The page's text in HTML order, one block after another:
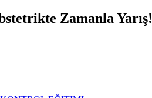
Zamanla Yarış!